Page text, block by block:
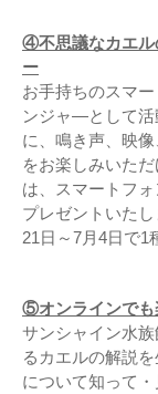
④不思議なカエル
ー
お手持ちのスマ
ンジャ―として活
に、鳴き声、映
をお楽しみいた
は、スマートフ
プレゼントいた
21日～7月4日で1
⑤オンラインでも
サンシャイン水
るカエルの解説
について知って・